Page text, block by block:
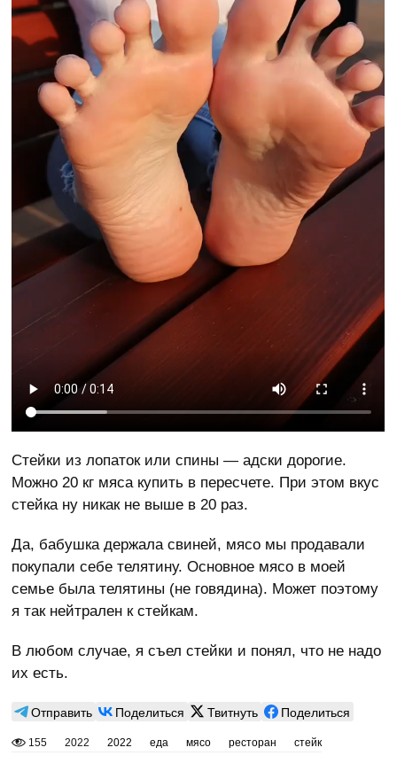
Стейки из лопаток или спины — адски дорогие.
Можно 20 кг мяса купить в пересчете. При этом вкус
стейка ну никак не выше в 20 раз.
Да, бабушка держала свиней, мясо мы продавали
покупали себе телятину. Основное мясо в моей
семье была телятины (не говядина). Может поэтому
я так нейтрален к стейкам.
В любом случае, я съел стейки и понял, что не надо
их есть.
Отправить Поделиться Твитнуть Поделиться
155 2022 2022 еда мясо ресторан стейк